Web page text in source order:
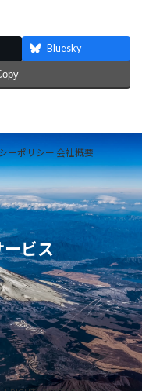
Bluesky
ーポリシー 会社概要
ビス